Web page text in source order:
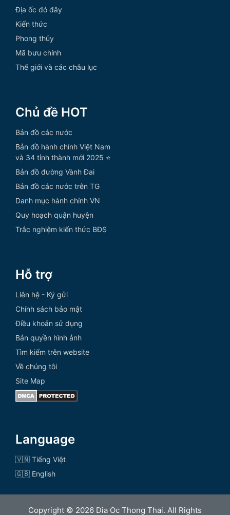
Địa ốc đó đây
Kiến thức
Phong thủy
Mã bưu chính
Thế giới và các châu lục
Chủ đề HOT
Bản đồ các nước
Bản đồ hành chính Việt Nam
và 34 tỉnh thành mới 2025 ⭐
Bản đồ đường Vành Đai
Bản đồ các nước trên TG
Danh mục hành chính VN
Quy hoạch quận huyện
Trắc nghiệm kiến thức BĐS
Hỗ trợ
Liên hệ - Ký gửi
Chính sách bảo mật
Điều khoản sử dụng
Bản quyền hình ảnh
Tìm kiếm trên website
Về chúng tôi
Site Map
Language
🇻🇳 Tiếng Việt
🇬🇧 English
Copyright © 2026 Dia Oc Thong Thai. All Rights